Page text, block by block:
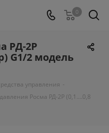
0
РД-2Р
G1/2 модель
управления -
Росма РД-2Р (0,1....0,8